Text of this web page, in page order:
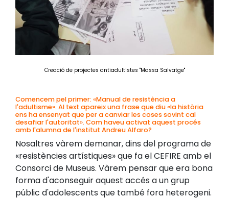
Creació de projectes antiadultistes "Massa Salvatge"
Comencem pel primer: «Manual de resistència a
l'adultisme». Al text apareix una frase que diu «la història
ens ha ensenyat que per a canviar les coses sovint cal
desafiar l'autoritat». Com haveu activat aquest procés
amb l'alumna de l'institut Andreu Alfaro?
Nosaltres vàrem demanar, dins del programa de
«resistències artístiques» que fa el CEFIRE amb el
Consorci de Museus. Vàrem pensar que era bona
forma d'aconseguir aquest accés a un grup
públic d'adolescents que també fora heterogeni.